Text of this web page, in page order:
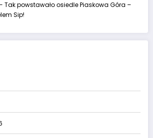
- Tak powstawało osiedle Piaskowa Góra –
Sip!